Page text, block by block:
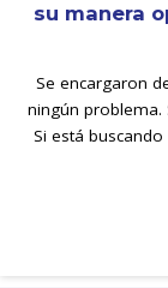
su manera
Se encargaron
ningún
Si está